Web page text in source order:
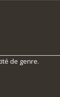
de genre.